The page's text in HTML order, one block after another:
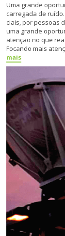
Uma grande
carregada de
ciais, por pessoas
uma grande
atenção no que
Focando mais
mais